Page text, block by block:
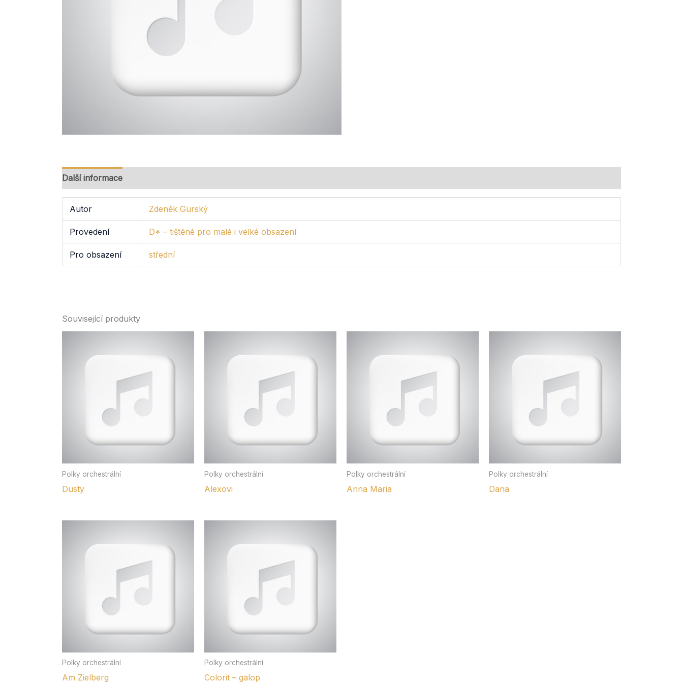
Další informace
Autor Zdeněk Gurský
Provedení D* – tištěné pro malé i velké obsazení
Pro obsazení střední
Související produkty
Polky orchestrální
Dusty
Polky orchestrální
Alexovi
Polky orchestrální
Anna Maria
Polky orchestrální
Dana
Polky orchestrální
Am Zielberg
Polky orchestrální
Colorit – galop